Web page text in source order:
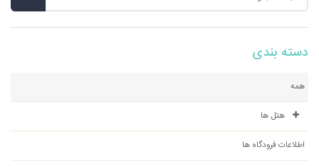
دسته بندی
همه
هتل ها
اطلاعات فرودگاه ها